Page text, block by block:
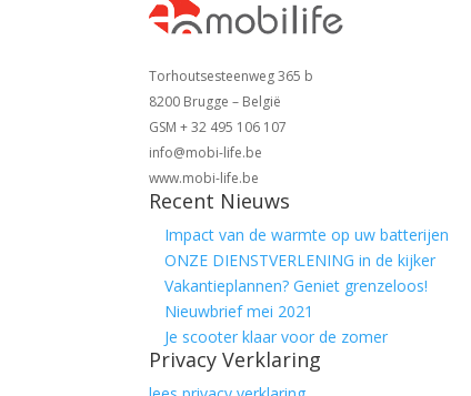
Torhoutsesteenweg 365 b
8200 Brugge – België
GSM + 32 495 106 107
info@mobi-life.be
www.mobi-life.be
Recent Nieuws
Impact van de warmte op uw batterijen
ONZE DIENSTVERLENING in de kijker
Vakantieplannen? Geniet grenzeloos!
Nieuwbrief mei 2021
Je scooter klaar voor de zomer
Privacy Verklaring